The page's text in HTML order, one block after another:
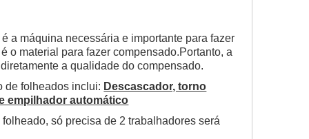
a máquina necessária e importante para fazer
o material para fazer compensado.Portanto, a
a qualidade do compensado.
de folheados inclui: Descascador, torno
empilhador automático
só precisa de 2 trabalhadores será